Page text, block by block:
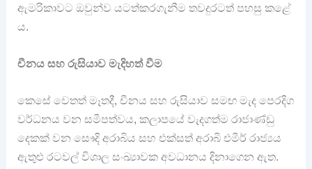
ඇමරිකාවට ඔවුන්ව යටත්කරගැනීම තවදුරටත් පහසු කළේ
ය.
චීනය සහ රුසියාව මැදිහත් වීම
කෙසේ වෙතත් මෑතදී, චීනය සහ රුසියාව සමඟ මැද පෙරදිග
වර්ධනය වන සමීපත්වය, කලාපයේ වැදගත්ම රාජාණ්ඩු
දෙකක් වන සෞදි අරාබිය සහ එක්සත් අරාබි එමීර් රාජ්‍යය
ඇතුළු රටවල් විශාල සංඛ්‍යාවක අවධානය දිනාගෙන ඇත.